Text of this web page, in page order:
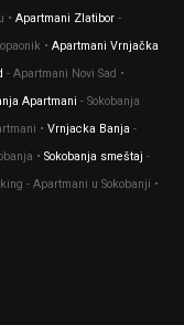
• Apartmani Zlatibor -
• Apartmani Vrnjačka
- Apartmani Novi Sad •
Apartmani - Sokobanja
• Vrnjacka Banja -
• Sokobanja smeštaj -
- Apartmani u Sokobanji •